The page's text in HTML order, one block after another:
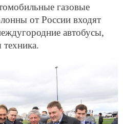
газовые
от России входят
автобусы,
техника.